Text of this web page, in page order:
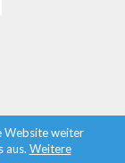
Website weiter
aus. Weitere